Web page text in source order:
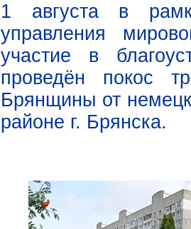
1 августа в
управления
участие в
проведён покос
Брянщины от
районе г. Брянска.